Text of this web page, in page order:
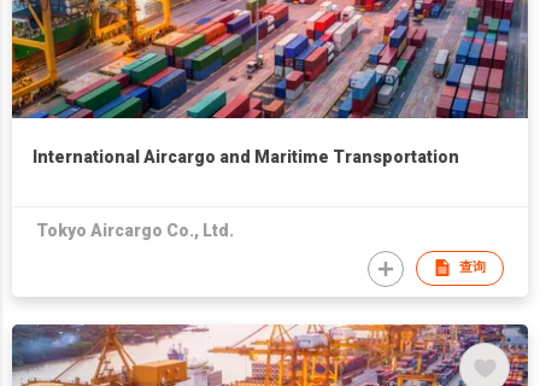
International Aircargo and Maritime Transportation
Tokyo Aircargo Co., Ltd.
查询